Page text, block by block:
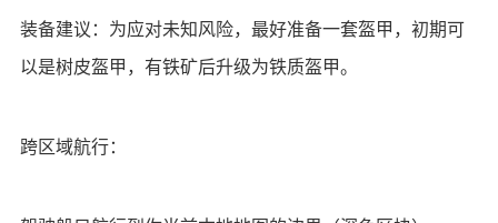
装备建议：为应对未知风险，最好准备一套盔甲，初期可
以是树皮盔甲，有铁矿后升级为铁质盔甲。
跨区域航行：